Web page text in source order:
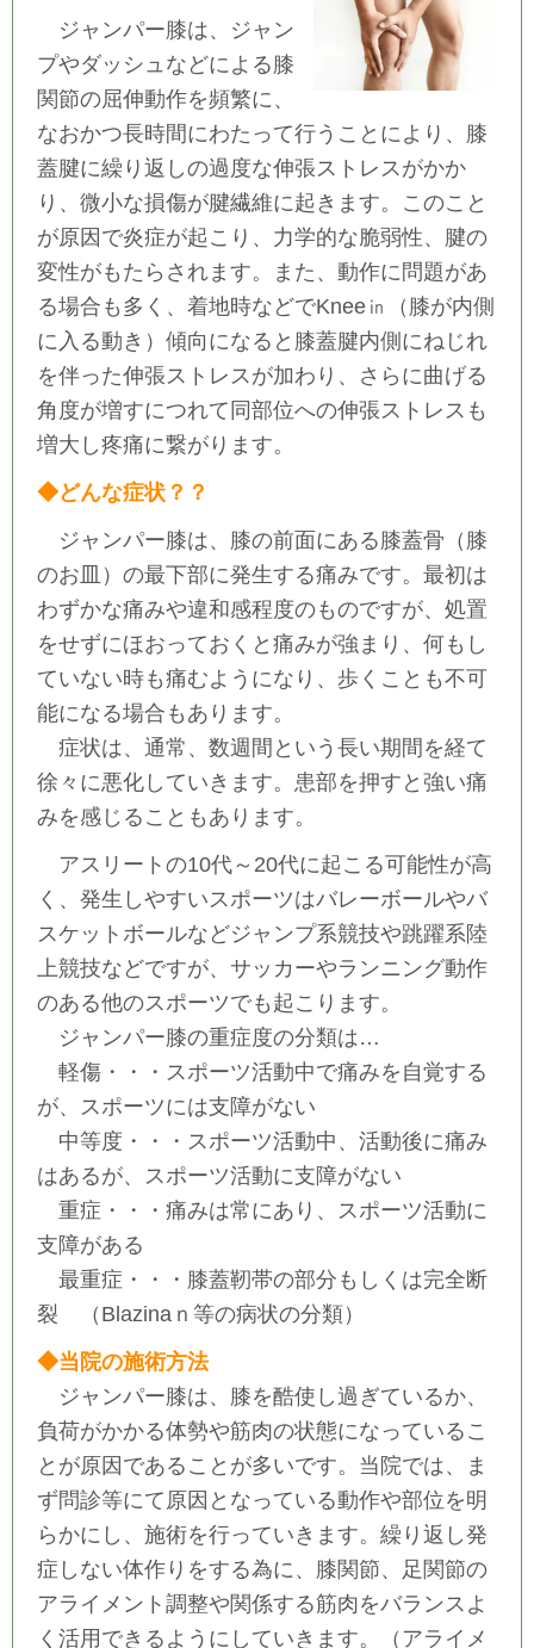
ジャンパー膝は、ジャン
プやダッシュなどによる膝
関節の屈伸動作を頻繁に、
なおかつ長時間にわたって行うことにより、膝
蓋腱に繰り返しの過度な伸張ストレスがかか
り、微小な損傷が腱繊維に起きます。このこと
が原因で炎症が起こり、力学的な脆弱性、腱の
変性がもたらされます。また、動作に問題があ
る場合も多く、着地時などでKnee㏌（膝が内側
に入る動き）傾向になると膝蓋腱内側にねじれ
を伴った伸張ストレスが加わり、さらに曲げる
角度が増すにつれて同部位への伸張ストレスも
増大し疼痛に繋がります。
◆どんな症状？？
ジャンパー膝は、膝の前面にある膝蓋骨（膝
のお皿）の最下部に発生する痛みです。最初は
わずかな痛みや違和感程度のものですが、処置
をせずにほおっておくと痛みが強まり、何もし
ていない時も痛むようになり、歩くことも不可
能になる場合もあります。
症状は、通常、数週間という長い期間を経て
徐々に悪化していきます。患部を押すと強い痛
みを感じることもあります。
アスリートの10代～20代に起こる可能性が高
く、発生しやすいスポーツはバレーボールやバ
スケットボールなどジャンプ系競技や跳躍系陸
上競技などですが、サッカーやランニング動作
のある他のスポーツでも起こります。
ジャンパー膝の重症度の分類は…
軽傷・・・スポーツ活動中で痛みを自覚する
が、スポーツには支障がない
中等度・・・スポーツ活動中、活動後に痛み
はあるが、スポーツ活動に支障がない
重症・・・痛みは常にあり、スポーツ活動に
支障がある
最重症・・・膝蓋靭帯の部分もしくは完全断
裂 （Blazinaｎ等の病状の分類）
◆当院の施術方法
ジャンパー膝は、膝を酷使し過ぎているか、
負荷がかかる体勢や筋肉の状態になっているこ
とが原因であることが多いです。当院では、ま
ず問診等にて原因となっている動作や部位を明
らかにし、施術を行っていきます。繰り返し発
症しない体作りをする為に、膝関節、 足関節の
アライメント調整や関係する筋肉をバランスよ
く活用できるようにしていきます。（アライメ